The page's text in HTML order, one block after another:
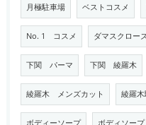
月極駐車場 ベストコスメ
No. 1 コスメ ダマスクロー
下関 パーマ 下関 綾羅木
綾羅木 メンズカット 綾羅
ボディーソープ ボディソープ